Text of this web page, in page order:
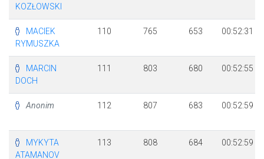
KOZŁOWSKI
MACIEK
RYMUSZKA
110 765 653 00:52:31
MARCIN
DOCH
111 803 680 00:52:55
Anonim 112 807 683 00:52:59
MYKYTA
ATAMANOV
113 808 684 00:52:59